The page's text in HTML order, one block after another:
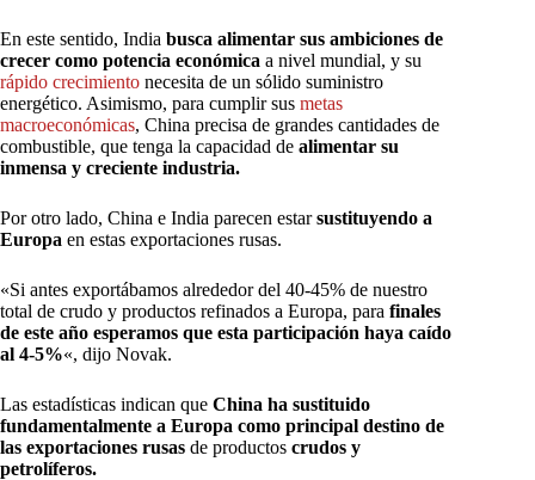
En este sentido, India busca alimentar sus ambiciones de
crecer como potencia económica a nivel mundial, y su
rápido crecimiento necesita de un sólido suministro
energético. Asimismo, para cumplir sus metas
macroeconómicas, China precisa de grandes cantidades de
combustible, que tenga la capacidad de alimentar su
inmensa y creciente industria.
Por otro lado, China e India parecen estarsustituyendo a
Europa en estas exportaciones rusas.
«Si antes exportábamos alrededor del 40-45% de nuestro
total de crudo y productos refinados a Europa, para finales
de este año esperamos que esta participación haya caído
al 4-5%«, dijo Novak.
Las estadísticas indican que China ha sustituido
fundamentalmente a Europa como principal destino de
las exportaciones rusas de productos crudos y
petrolíferos.